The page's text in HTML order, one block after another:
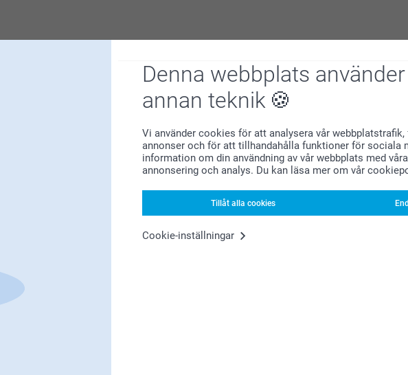
Denna webbplats
annan teknik
Vi använder cookies för att analysera vår
annonser och för att tillhandahålla funktioner för sociala
information om din användning av vår webbplats med
annonsering och analys. Du kan läsa mer om vår
Tillåt alla cookies
Cookie-inställningar
med trähållare :)
trots matt papper
valdes .